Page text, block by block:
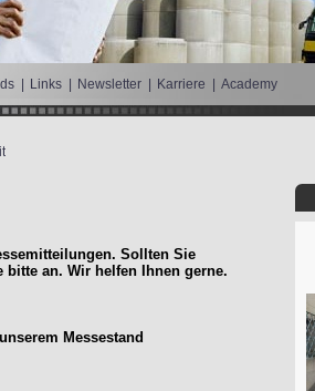
Links Newsletter Karriere Academy
Sollten Sie
an. Wir helfen Ihnen gerne.
Messestand